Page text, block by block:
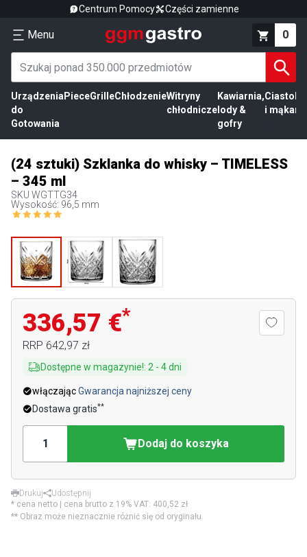
Centrum Pomocy Części zamienne
Menu 0
Urządzenia
do
Gotowania
PieceGrilleChłodzenieWitryny
chłodnicze
Kawiarnia,
lody &
gofry
Ciasto
i mąka
(24 sztuki) Szklanka do whisky – TIMELESS
– 345 ml
SKU WGTTG34
Wysokość: 96,5 mm
336,57 €*
RRP 642,97 zł
Dostępne w magazynie!: 2 - 4dni
włączającGwarancja najniższej ceny
Dostawa gratis**
Dodaj do koszyka
Drukuj
Udostępnij
* cena netto | cena brutto z 19% VAT: 400,52 zł
** Obraz może nieznacznie różnić się od oryginału.